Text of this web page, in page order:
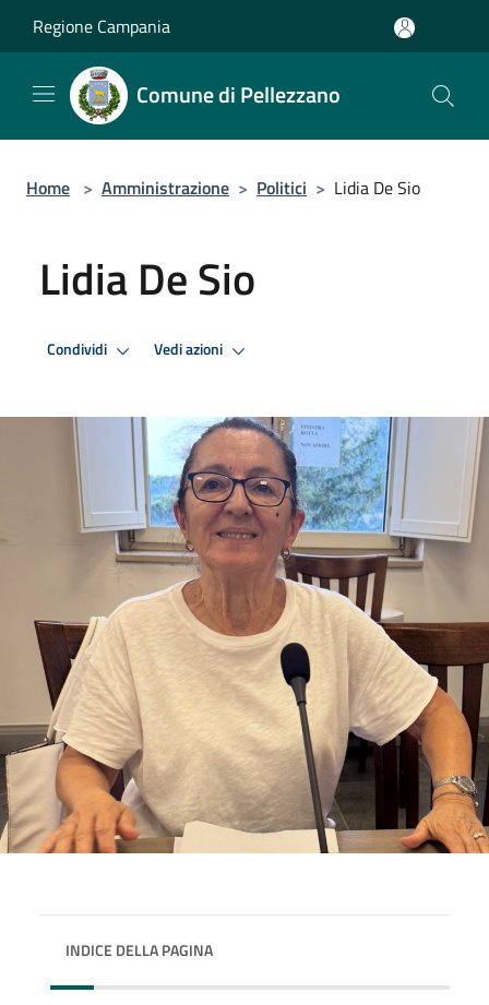
Regione Campania
Comune di Pellezzano
Home > Amministrazione > Politici > Lidia De Sio
Lidia De Sio
Condividi Vedi azioni
INDICE DELLA PAGINA